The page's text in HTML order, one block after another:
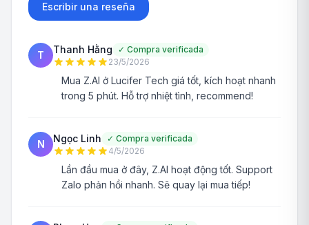
Escribir una reseña
T Thanh Hằng ✓ Compra verificada
23/5/2026
Mua Z.AI ở Lucifer Tech giá tốt, kích hoạt nhanh
trong 5 phút. Hỗ trợ nhiệt tình, recommend!
N Ngọc Linh ✓ Compra verificada
4/5/2026
Lần đầu mua ở đây, Z.AI hoạt động tốt. Support
Zalo phản hồi nhanh. Sẽ quay lại mua tiếp!